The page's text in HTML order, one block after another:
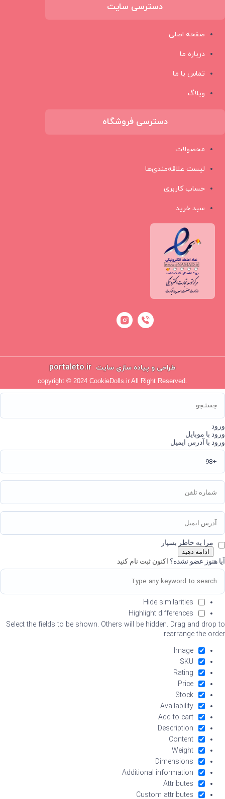
دسترسی سایت
صفحه اصلی
درباره ما
تماس با ما
وبلاگ
دسترسی فروشگاه
محصولات
لیست علاقه‌مندی‌ها
حساب کاربری
سبد خرید
طراحی و پیاده سازی سایت portaleto.ir
copyright © 2024 CookieDolls.ir All Right Reserved.
ورود
ورود با موبایل
ورود با آدرس ایمیل
مرا به خاطر بسپار
ادامه دهید
آیا هنوز عضو نشده؟ اکنون ثبت نام کنید
Hide similarities
Highlight differences
Select the fields to be shown. Others will be hidden. Drag and drop to
rearrange the order.
Image
SKU
Rating
Price
Stock
Availability
Add to cart
Description
Content
Weight
Dimensions
Additional information
Attributes
Custom attributes